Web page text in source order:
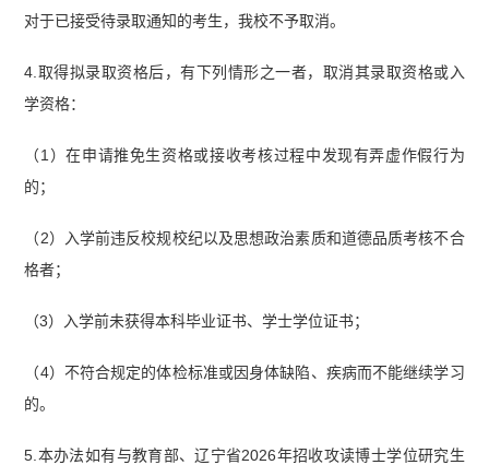
对于已接受待录取通知的考生，我校不予取消。
4.取得拟录取资格后，有下列情形之一者，取消其录取资格或入
学资格：
（1）在申请推免生资格或接收考核过程中发现有弄虚作假行为
的；
（2）入学前违反校规校纪以及思想政治素质和道德品质考核不合
格者；
（3）入学前未获得本科毕业证书、学士学位证书；
（4）不符合规定的体检标准或因身体缺陷、疾病而不能继续学习
的。
5.本办法如有与教育部、辽宁省2026年招收攻读博士学位研究生